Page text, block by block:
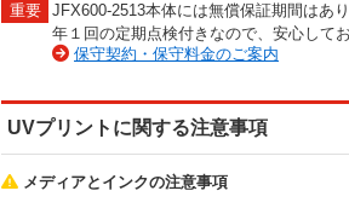
JFX600-2513本体には無償保証期間はあ
年１回の定期点検付きなので、安心して
保守契約・保守料金のご案内
UVプリントに関する注意事項
メディアとインクの注意事項